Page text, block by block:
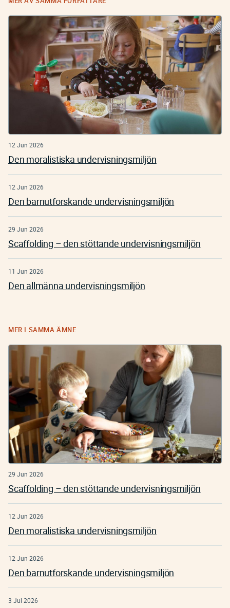
12 Jun 2026
Den moralistiska undervisningsmiljön
12 Jun 2026
Den barnutforskande undervisningsmiljön
29 Jun 2026
Scaffolding – den stöttande undervisningsmiljön
11 Jun 2026
Den allmänna undervisningsmiljön
MER I SAMMA ÄMNE
29 Jun 2026
Scaffolding – den stöttande undervisningsmiljön
12 Jun 2026
Den moralistiska undervisningsmiljön
12 Jun 2026
Den barnutforskande undervisningsmiljön
3 Jul 2026